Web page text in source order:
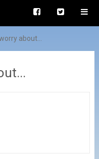
about...